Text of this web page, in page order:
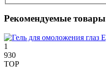
Рекомендуемые товары
1
930
TOP